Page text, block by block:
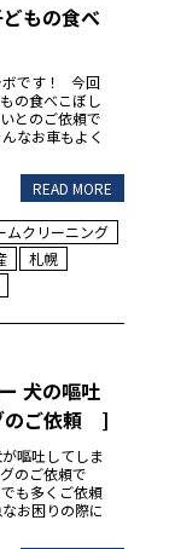
もの食べ
ボです！ 今回
の食べこぼし
とのご依頼で
なお車もよく
READ MORE
ムクリーニング
札幌
犬の嘔吐
のご依頼 ]
嘔吐してしま
のご依頼で
も多くご依頼
お困りの際に